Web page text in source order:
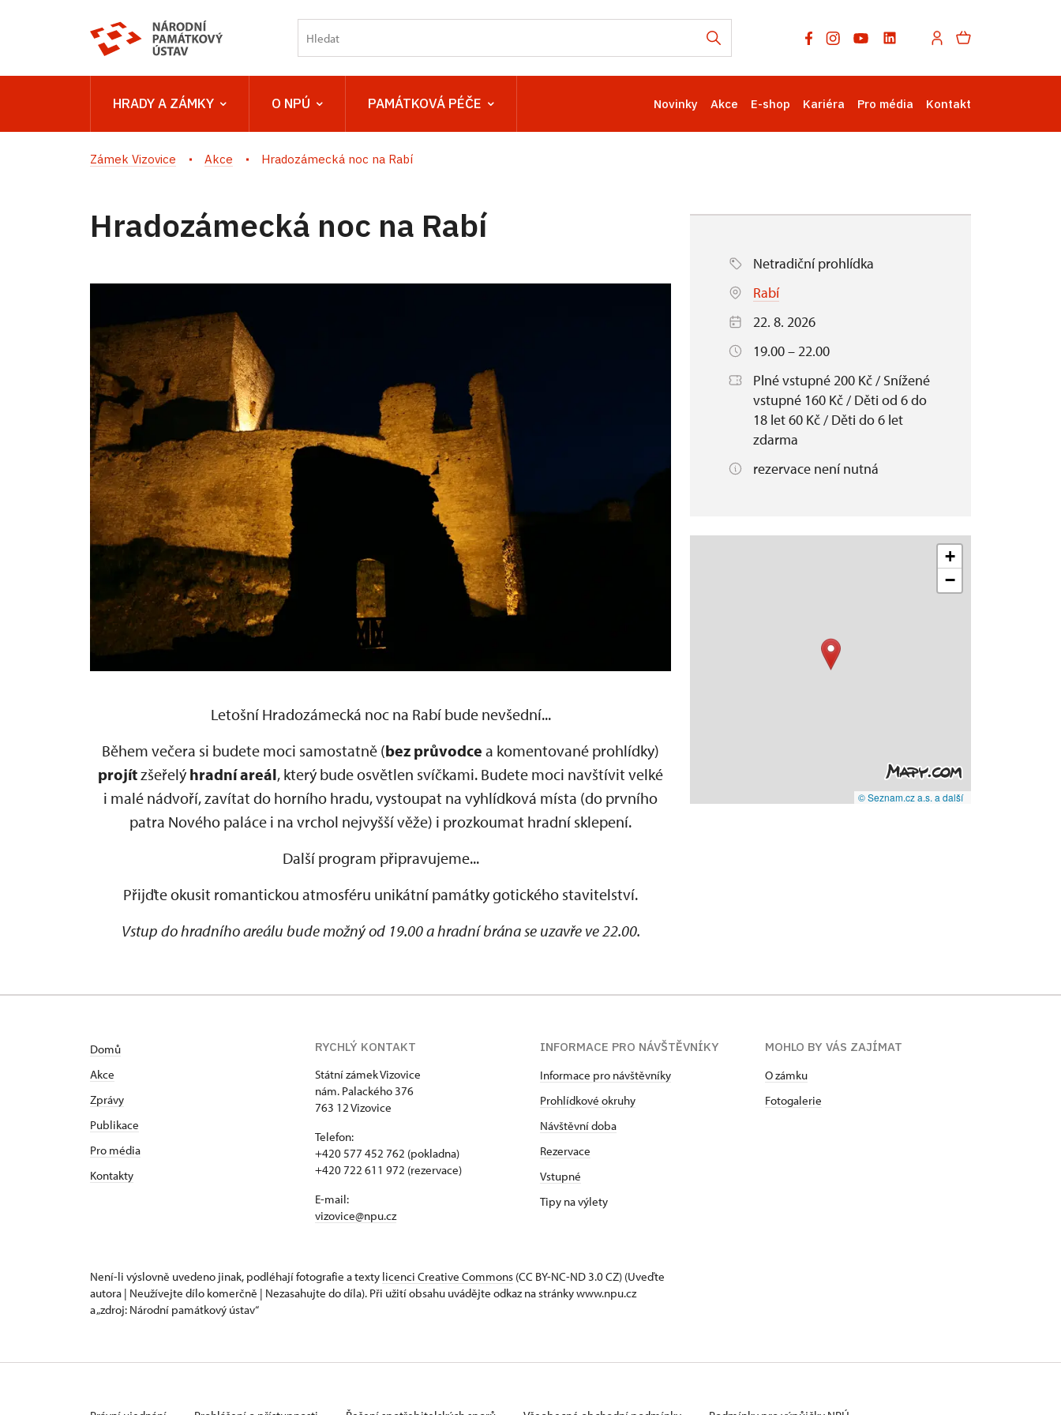
HRADY A ZÁMKY O NPÚ PAMÁTKOVÁ PÉČE Novinky Akce E-shop Kariéra Pro média Kontakt
Zámek Vizovice Akce Hradozámecká noc na Rabí
Hradozámecká noc na Rabí
Letošní Hradozámecká noc na Rabí bude nevšední...
Během večera si budete moci samostatně (bez průvodce a komentované prohlídky)
projítzšeřelý hradní areál, který bude osvětlen svíčkami. Budete moci navštívit velké
i malé nádvoří, zavítat do horního hradu, vystoupat na vyhlídková místa (do prvního
patra Nového paláce i na vrchol nejvyšší věže) i prozkoumat hradní sklepení.
Další program připravujeme...
Přijďte okusit romantickou atmosféru unikátní památky gotického stavitelství.
Vstup do hradního areálu bude možný od 19.00 a hradní brána se uzavře ve 22.00.
Netradiční prohlídka
Rabí
22. 8. 2026
19.00 – 22.00
Plné vstupné 200 Kč / Snížené
vstupné 160 Kč / Děti od 6 do
18 let 60 Kč / Děti do 6 let
zdarma
rezervace není nutná
+
−
© Seznam.cz a.s. a další
Domů
Akce
Zprávy
Publikace
Pro média
Kontakty
RYCHLÝ KONTAKT
Státní zámek Vizovice
nám. Palackého 376
763 12 Vizovice
Telefon:
+420 577 452 762 (pokladna)
+420 722 611 972 (rezervace)
E-mail:
vizovice@npu.cz
INFORMACE PRO NÁVŠTĚVNÍKY
Informace pro návštěvníky
Prohlídkové okruhy
Návštěvní doba
Rezervace
Vstupné
Tipy na výlety
MOHLO BY VÁS ZAJÍMAT
O zámku
Fotogalerie
Není-li výslovně uvedeno jinak, podléhají fotografie a texty licenci Creative Commons (CC BY-NC-ND 3.0 CZ) (Uveďte
autora | Neužívejte dílo komerčně | Nezasahujte do díla). Při užití obsahu uvádějte odkaz na stránky www.npu.cz
a „zdroj: Národní památkový ústav“